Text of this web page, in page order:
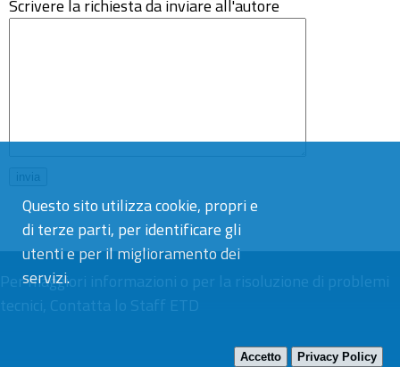
Questo sito utilizza cookie, propri e
di terze parti, per identificare gli
utenti e per il miglioramento dei
servizi.
Accetto Privacy Policy
Scrivere la richiesta da inviare all'autore
Per maggiori informazioni o per la risoluzione di problemi
tecnici, Contatta lo Staff ETD